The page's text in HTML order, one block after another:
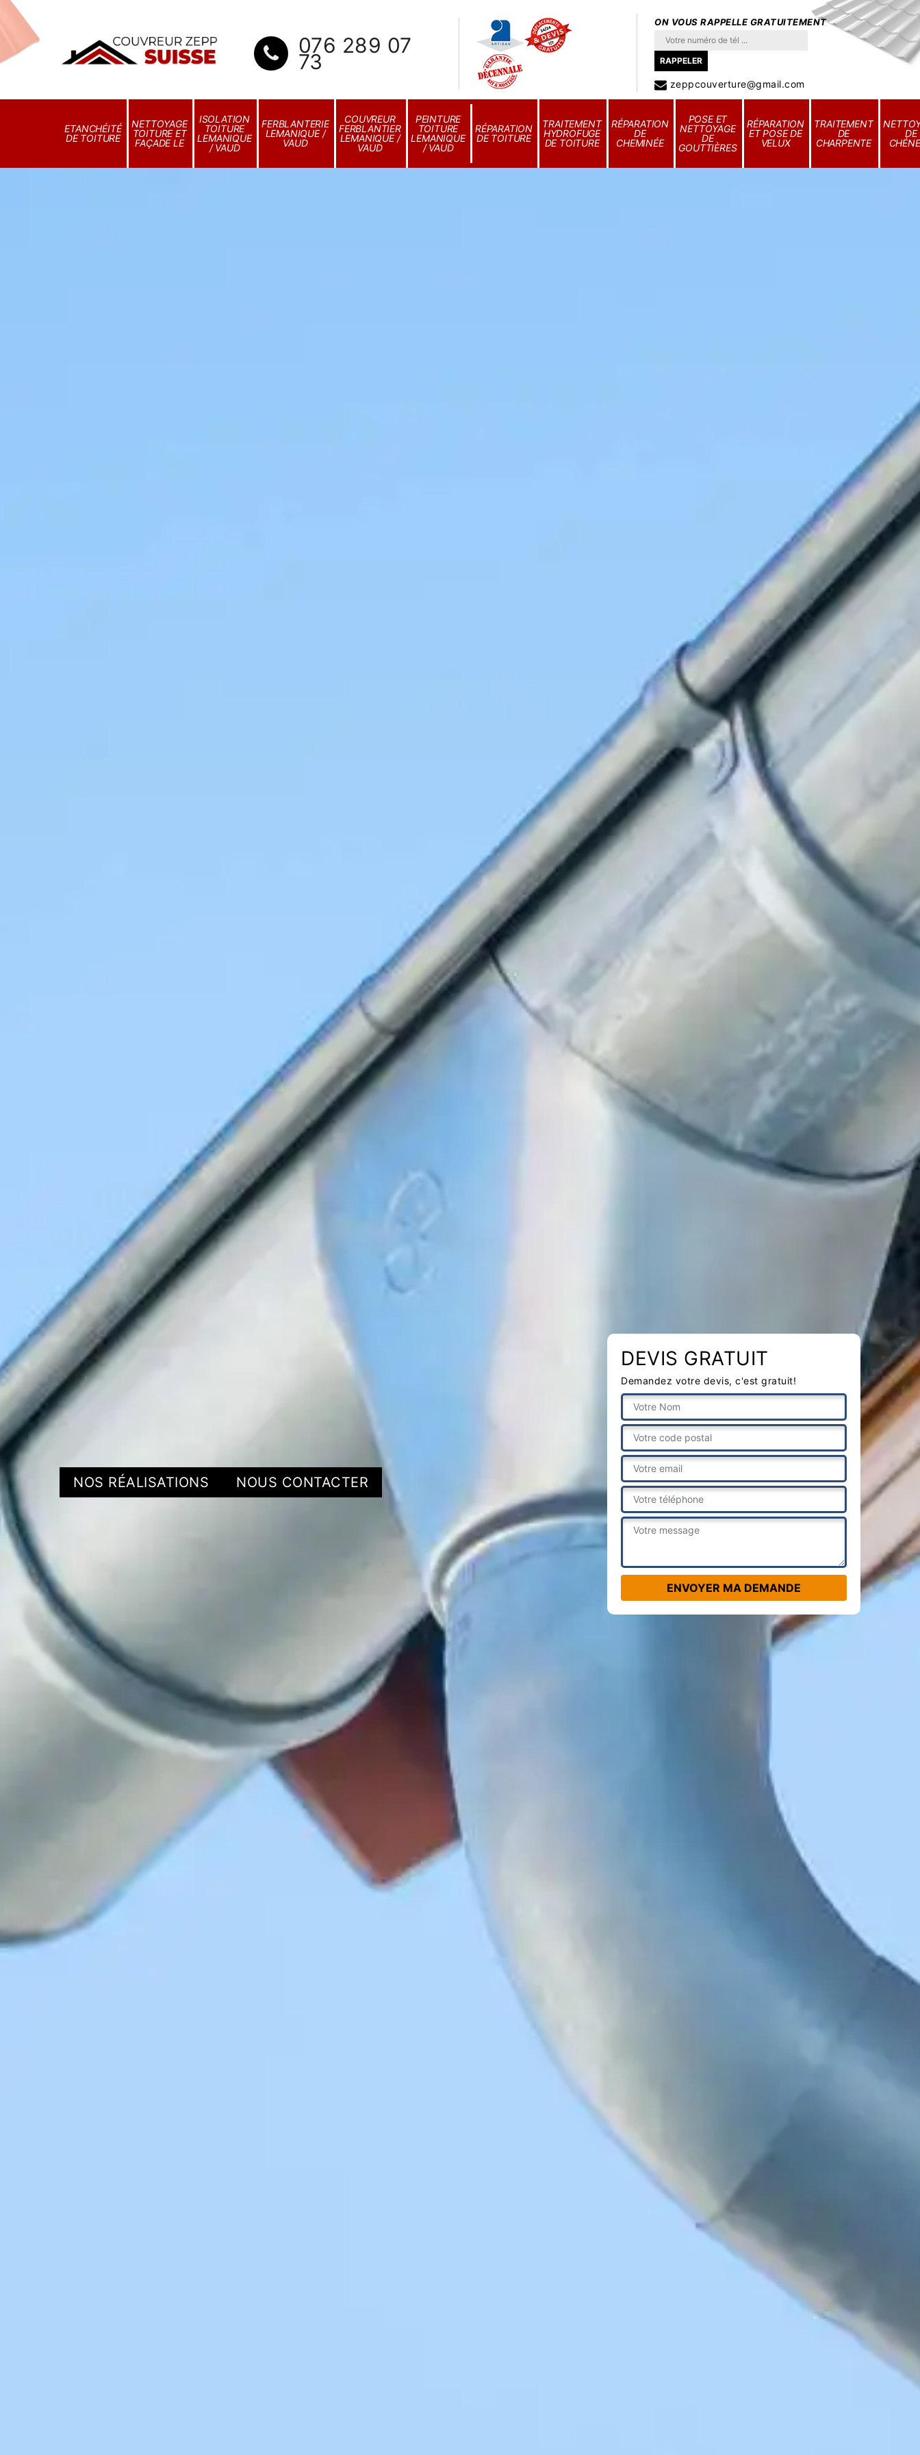
076 289 07
73
ON VOUS RAPPELLE GRATUITEMENT
zeppcouverture@gmail.com
ETANCHÉITÉ
DE TOITURE
NETTOYAGE
TOITURE ET
FAÇADE LE
ISOLATION
TOITURE
LEMANIQUE
/ VAUD
FERBLANTERIE
LEMANIQUE /
VAUD
COUVREUR
FERBLANTIER
LEMANIQUE /
VAUD
PEINTURE
TOITURE
LEMANIQUE
/ VAUD
RÉPARATION
DE TOITURE
TRAITEMENT
HYDROFUGE
DE TOITURE
RÉPARATION
DE
CHEMINÉE
POSE ET
NETTOYAGE
DE
GOUTTIÈRES
RÉPARATION
ET POSE DE
VELUX
TRAITEMENT
DE
CHARPENTE
DE
NOS RÉALISATIONS NOUS CONTACTER
DEVIS GRATUIT
Demandez votre devis, c'est gratuit!